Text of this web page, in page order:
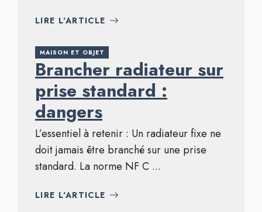
LIRE L'ARTICLE
MAISON ET OBJET
Brancher radiateur sur
prise standard :
dangers
L’essentiel à retenir : Un radiateur fixe ne
doit jamais être branché sur une prise
standard. La norme NF C ...
LIRE L'ARTICLE